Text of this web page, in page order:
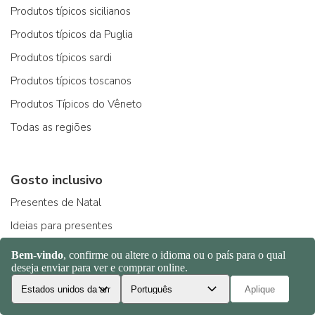
Produtos típicos sicilianos
Produtos típicos da Puglia
Produtos típicos sardi
Produtos típicos toscanos
Produtos Típicos do Vêneto
Todas as regiões
Gosto inclusivo
Presentes de Natal
Ideias para presentes
Produtos orgânicos
Sem glúten
Produtos para celíacos